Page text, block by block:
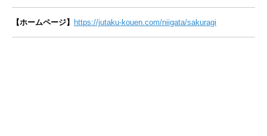
【ホームページ】 https://jutaku-kouen.com/niigata/sakuragi